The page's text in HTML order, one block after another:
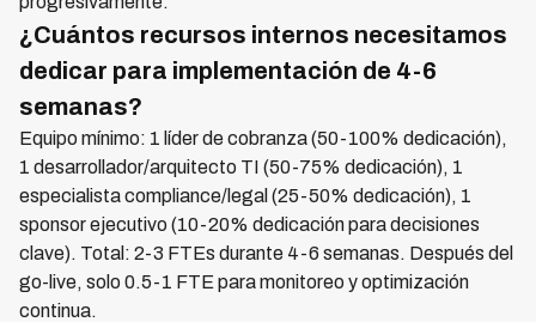
¿Cuántos recursos internos necesitamos
dedicar para implementación de 4-6
semanas?
Equipo mínimo: 1 líder de cobranza (50-100% dedicación),
1 desarrollador/arquitecto TI (50-75% dedicación), 1
especialista compliance/legal (25-50% dedicación), 1
sponsor ejecutivo (10-20% dedicación para decisiones
clave). Total: 2-3 FTEs durante 4-6 semanas. Después del
go-live, solo 0.5-1 FTE para monitoreo y optimización
continua.